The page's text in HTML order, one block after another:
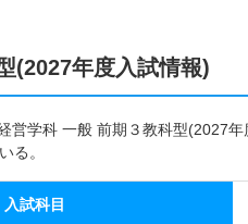
(2027年度入試情報)
営学科 一般 前期３教科型(2027
る。
入試科目